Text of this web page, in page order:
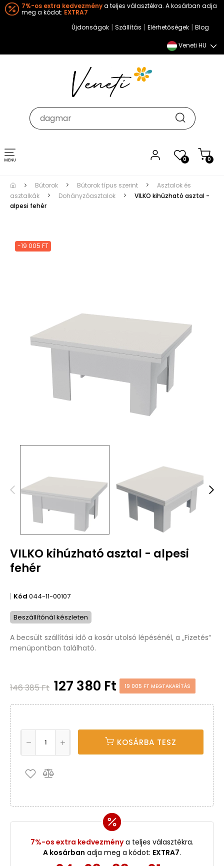
7%-os extra kedvezménya teljes választékra. A kosárban adja
meg a kódot: EXTRA7
Újdonságok | Szállítás | Elérhetőségek | Blog
Veneti HU
0 0
Toggle
navigation
Bútorok Bútorok típus szerint
Asztalok és
asztalkák
Dohányzóasztalok
VILKO kihúzható asztal -
alpesi fehér
-19 005 FT
VILKO kihúzható asztal - alpesi
fehér
Kód 044-11-00107
Beszállítónál készleten
A becsült szállítási idő a kosár utolsó lépésénél, a „Fizetés“
menüpontban található.
146 385 Ft 127 380 Ft 19 005 FT MEGTAKARÍTÁS
KOSÁRBA TESZ
7%-os extra kedvezménya teljes választékra.
A kosárban adja meg a kódot: EXTRA7.